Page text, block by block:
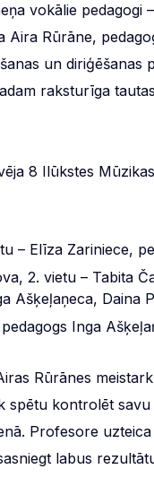
vokālie pedagogi
Aira Rūrāne,
un diriģēšanas
raksturīga
8 Ilūkstes
– Elīza Zariniece,
2. vietu – Tabita
Ašķeļaņeca, Daina
Inga
Rūrānes
spētu kontrolēt
Profesore
labus